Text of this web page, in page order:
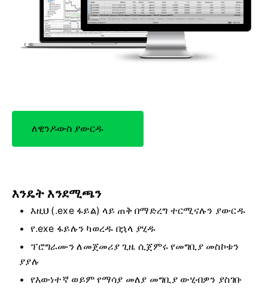
ለዊንዶውስ ያውርዱ
እንዴት እንደሚጫን
እዚህ (.exe ፋይል) ላይ ጠቅ በማድረግ ተርሚናሉን ያውርዱ
የ.exe ፋይሉን ካወረዱ በኋላ ያሂዱ
ፕሮግራሙን ለመጀመሪያ ጊዜ ሲጀምሩ የመግቢያ መስኮቱን
ያያሉ
የእውነተኛ ወይም የማሳያ መለያ መግቢያ ውሂብዎን ያስገቡ